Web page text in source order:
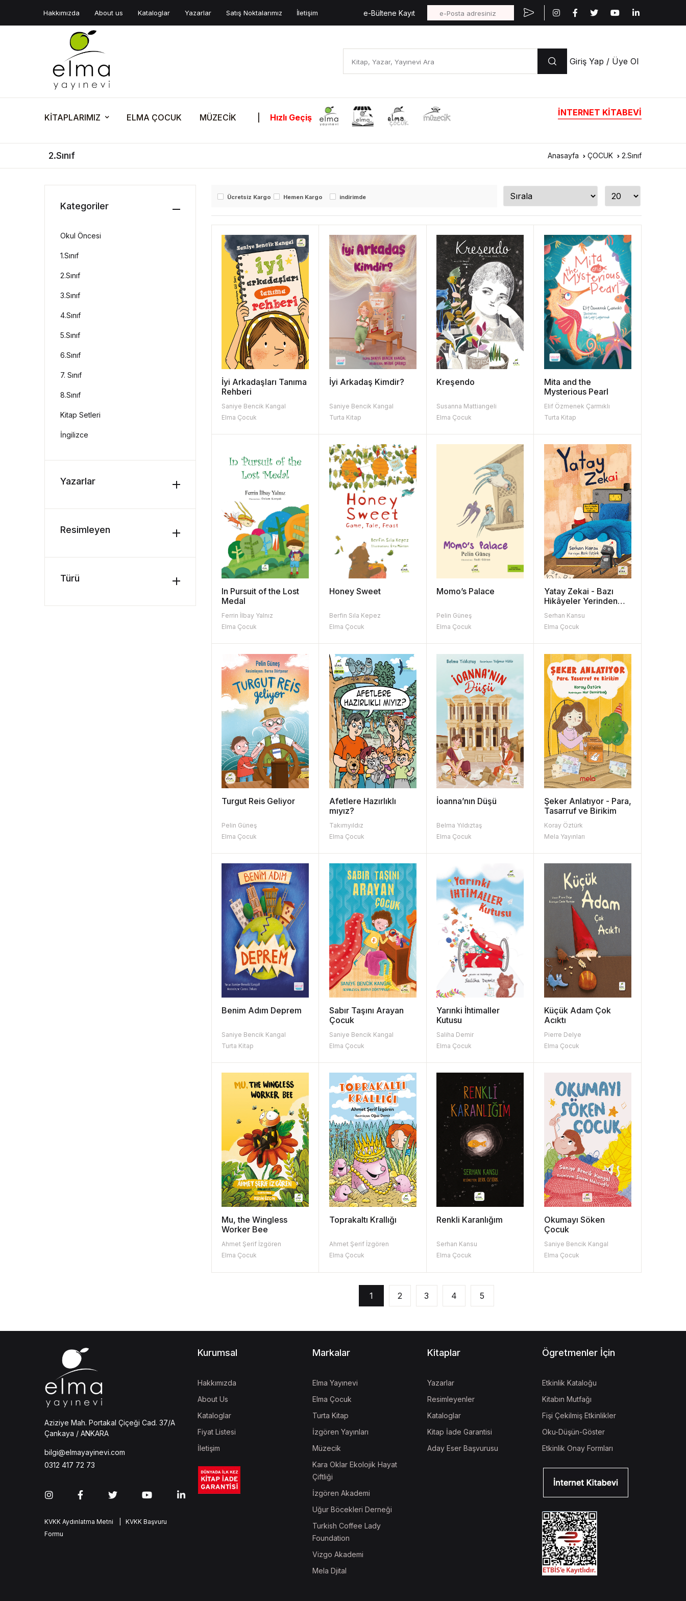
Hakkımızda About us Kataloglar Yazarlar Satış Noktalarımız İletişim e-Bültene Kayıt
Giriş Yap / Üye Ol
KİTAPLARIMIZ ELMA ÇOCUK MÜZECİK Hızlı Geçiş İNTERNET KİTABEVİ
2.Sınıf Anasayfa ÇOCUK 2.Sınıf
Ücretsiz Kargo Hemen Kargo indirimde
İyi Arkadaşları Tanıma
Rehberi
Saniye Bencik Kangal
Elma Çocuk
İyi Arkadaş Kimdir?
Saniye Bencik Kangal
Turta Kitap
Kreşendo
Susanna Mattiangeli
Elma Çocuk
Mita and the
Mysterious Pearl
Elif Özmenek Çarmıklı
Turta Kitap
In Pursuit of the Lost
Medal
Ferrin İlbay Yalnız
Elma Çocuk
Honey Sweet
Berfin Sıla Kepez
Elma Çocuk
Momo’s Palace
Pelin Güneş
Elma Çocuk
Yatay Zekai - Bazı
Hikâyeler Yerinden
Hiç Kalkmaz
Serhan Kansu
Elma Çocuk
Turgut Reis Geliyor
Pelin Güneş
Elma Çocuk
Afetlere Hazırlıklı
mıyız?
Takımyıldız
Elma Çocuk
İoanna’nın Düşü
Belma Yıldıztaş
Elma Çocuk
Şeker Anlatıyor - Para,
Tasarruf ve Birikim
Koray Öztürk
Mela Yayınları
Benim Adım Deprem
Saniye Bencik Kangal
Turta Kitap
Sabır Taşını Arayan
Çocuk
Saniye Bencik Kangal
Elma Çocuk
Yarınki İhtimaller
Kutusu
Saliha Demir
Elma Çocuk
Küçük Adam Çok
Acıktı
Pierre Delye
Elma Çocuk
Mu, the Wingless
Worker Bee
Ahmet Şerif İzgören
Elma Çocuk
Toprakaltı Krallığı
Ahmet Şerif İzgören
Elma Çocuk
Renkli Karanlığım
Serhan Kansu
Elma Çocuk
Okumayı Söken
Çocuk
Saniye Bencik Kangal
Elma Çocuk
1 2 3 4 5
Kategoriler
Okul Öncesi
1.Sınıf
2.Sınıf
3.Sınıf
4.Sınıf
5.Sınıf
6.Sınıf
7. Sınıf
8.Sınıf
Kitap Setleri
İngilizce
Yazarlar
Resimleyen
Türü
Aziziye Mah. Portakal Çiçeği Cad. 37/A
Çankaya / ANKARA
bilgi@elmayayinevi.com
0312 417 72 73
KVKK Aydınlatma Metni
| KVKK Başvuru
Formu
Kurumsal
Hakkımızda
About Us
Kataloglar
Fiyat Listesi
İletişim
Markalar
Elma Yayınevi
Elma Çocuk
Turta Kitap
İzgören Yayınları
Müzecik
Kara Oklar Ekolojik Hayat
Çiftliği
İzgören Akademi
Uğur Böcekleri Derneği
Turkish Coffee Lady
Foundation
Vizgo Akademi
Mela Djital
Kitaplar
Yazarlar
Resimleyenler
Kataloglar
Kitap İade Garantisi
Aday Eser Başvurusu
Ögretmenler İçin
Etkinlik Kataloğu
Kitabın Mutfağı
Fişi Çekilmiş Etkinlikler
Oku-Düşün-Göster
Etkinlik Onay Formları